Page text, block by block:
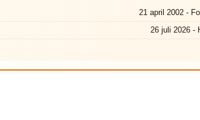
21 april 2002 -
26 juli 2026 -